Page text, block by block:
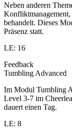
Neben anderen
Konfliktmanagement,
behandelt. Dieses
Präsenz statt.
LE: 16
Feedback
Tumbling Advanced
Im Modul Tumbling
Level 3-7 im
dauert einen Tag.
LE: 8